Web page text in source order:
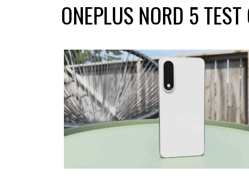
ONEPLUS NORD 5